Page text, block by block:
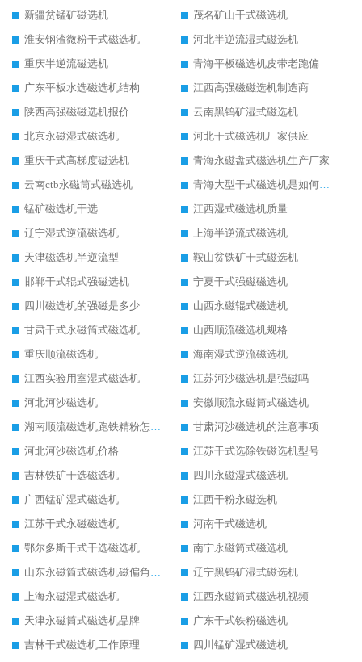
新疆贫锰矿磁选机
茂名矿山干式磁选机
淮安钢渣微粉干式磁选机
河北半逆流湿式磁选机
重庆半逆流磁选机
青海平板磁选机皮带老跑偏
广东平板水选磁选机结构
江西高强磁磁选机制造商
陕西高强磁磁选机报价
云南黑钨矿湿式磁选机
北京永磁湿式磁选机
河北干式磁选机厂家供应
重庆干式高梯度磁选机
青海永磁盘式磁选机生产厂家
云南ctb永磁筒式磁选机
青海大型干式磁选机是如何选矿的
锰矿磁选机干选
江西湿式磁选机质量
辽宁湿式逆流磁选机
上海半逆流式磁选机
天津磁选机半逆流型
鞍山贫铁矿干式磁选机
邯郸干式辊式强磁选机
宁夏干式强磁磁选机
四川磁选机的强磁是多少
山西永磁辊式磁选机
甘肃干式永磁筒式磁选机
山西顺流磁选机规格
重庆顺流磁选机
海南湿式逆流磁选机
江西实验用室湿式磁选机
江苏河沙磁选机是强磁吗
河北河沙磁选机
安徽顺流永磁筒式磁选机
湖南顺流磁选机跑铁精粉怎么处理
甘肃河沙磁选机的注意事项
河北河沙磁选机价格
江苏干式选除铁磁选机型号
吉林铁矿干选磁选机
四川永磁湿式磁选机
广西锰矿湿式磁选机
江西干粉永磁选机
江苏干式永磁磁选机
河南干式磁选机
鄂尔多斯干式干选磁选机
南宁永磁筒式磁选机
山东永磁筒式磁选机磁偏角怎么调整
辽宁黑钨矿湿式磁选机
上海永磁湿式磁选机
江西永磁筒式磁选机视频
天津永磁筒式磁选机品牌
广东干式铁粉磁选机
吉林干式磁选机工作原理
四川锰矿湿式磁选机